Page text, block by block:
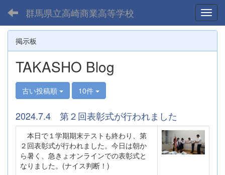
群馬県立高崎商業高等学校
掲示板
TAKASHO Blog
古い投稿順 10件
2024.7.4 第２回表彰式が行われました
本日で１学期期末テストも終わり、第
２回表彰式が行われました。今日は朝か
ら暑く、急きょオンラインでの表彰式と
なりました。(ナイス判断！)